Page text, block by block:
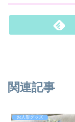
関連記事
お人形グッズ